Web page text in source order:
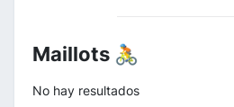
Maillots 🚴
No hay resultados